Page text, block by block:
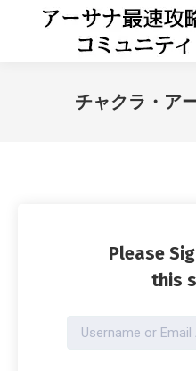
チャクラ・ア
Please
this